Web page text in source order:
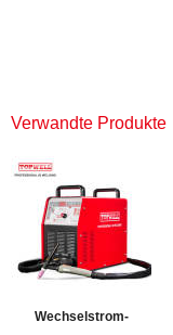
Verwandte Produkte
Wechselstrom-